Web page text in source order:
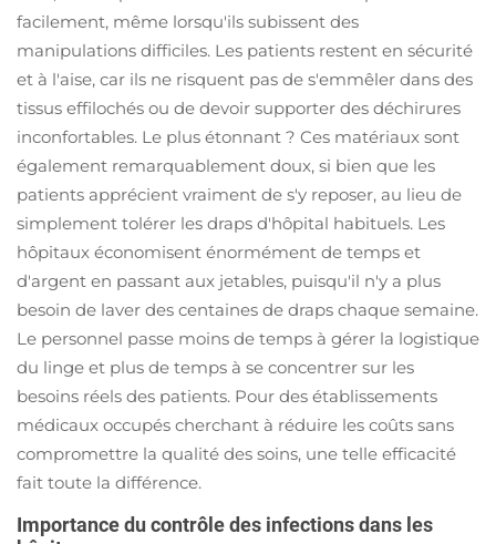
facilement, même lorsqu'ils subissent des
manipulations difficiles. Les patients restent en sécurité
et à l'aise, car ils ne risquent pas de s'emmêler dans des
tissus effilochés ou de devoir supporter des déchirures
inconfortables. Le plus étonnant ? Ces matériaux sont
également remarquablement doux, si bien que les
patients apprécient vraiment de s'y reposer, au lieu de
simplement tolérer les draps d'hôpital habituels. Les
hôpitaux économisent énormément de temps et
d'argent en passant aux jetables, puisqu'il n'y a plus
besoin de laver des centaines de draps chaque semaine.
Le personnel passe moins de temps à gérer la logistique
du linge et plus de temps à se concentrer sur les
besoins réels des patients. Pour des établissements
médicaux occupés cherchant à réduire les coûts sans
compromettre la qualité des soins, une telle efficacité
fait toute la différence.
Importance du contrôle des infections dans les